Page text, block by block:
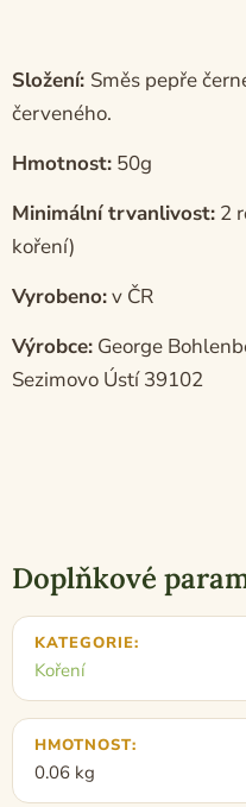
Složení: Směs pepře
červeného.
Hmotnost: 50g
Minimální trvanlivost: 2
koření)
Vyrobeno:v ČR
Výrobce: George
Sezimovo Ústí 39102
Doplňkové
KATEGORIE:
Koření
HMOTNOST:
0.06 kg